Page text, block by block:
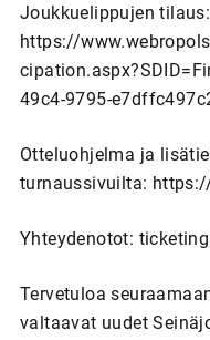
Joukkuelippujen tilaus:
https://
49c4-9795-
Otteluohjelma ja
turnaussivuilta:
Yhteydenotot:
Tervetuloa
valtaavat uudet